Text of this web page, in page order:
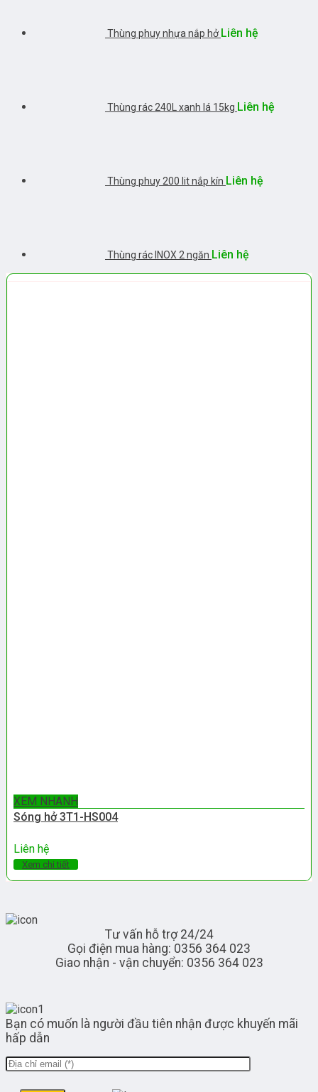
Thùng phuy nhựa nắp hở Liên hệ
Thùng rác 240L xanh lá 15kg Liên hệ
Thùng phuy 200 lit nắp kín Liên hệ
Thùng rác INOX 2 ngăn Liên hệ
XEM NHANH
Sóng hở 3T1-HS004
Liên hệ
Xem chi tiết
Tư vấn hỗ trợ 24/24
Gọi điện mua hàng: 0356 364 023
Giao nhận - vận chuyển: 0356 364 023
Bạn có muốn là người đầu tiên nhận được khuyến mãi
hấp dẫn